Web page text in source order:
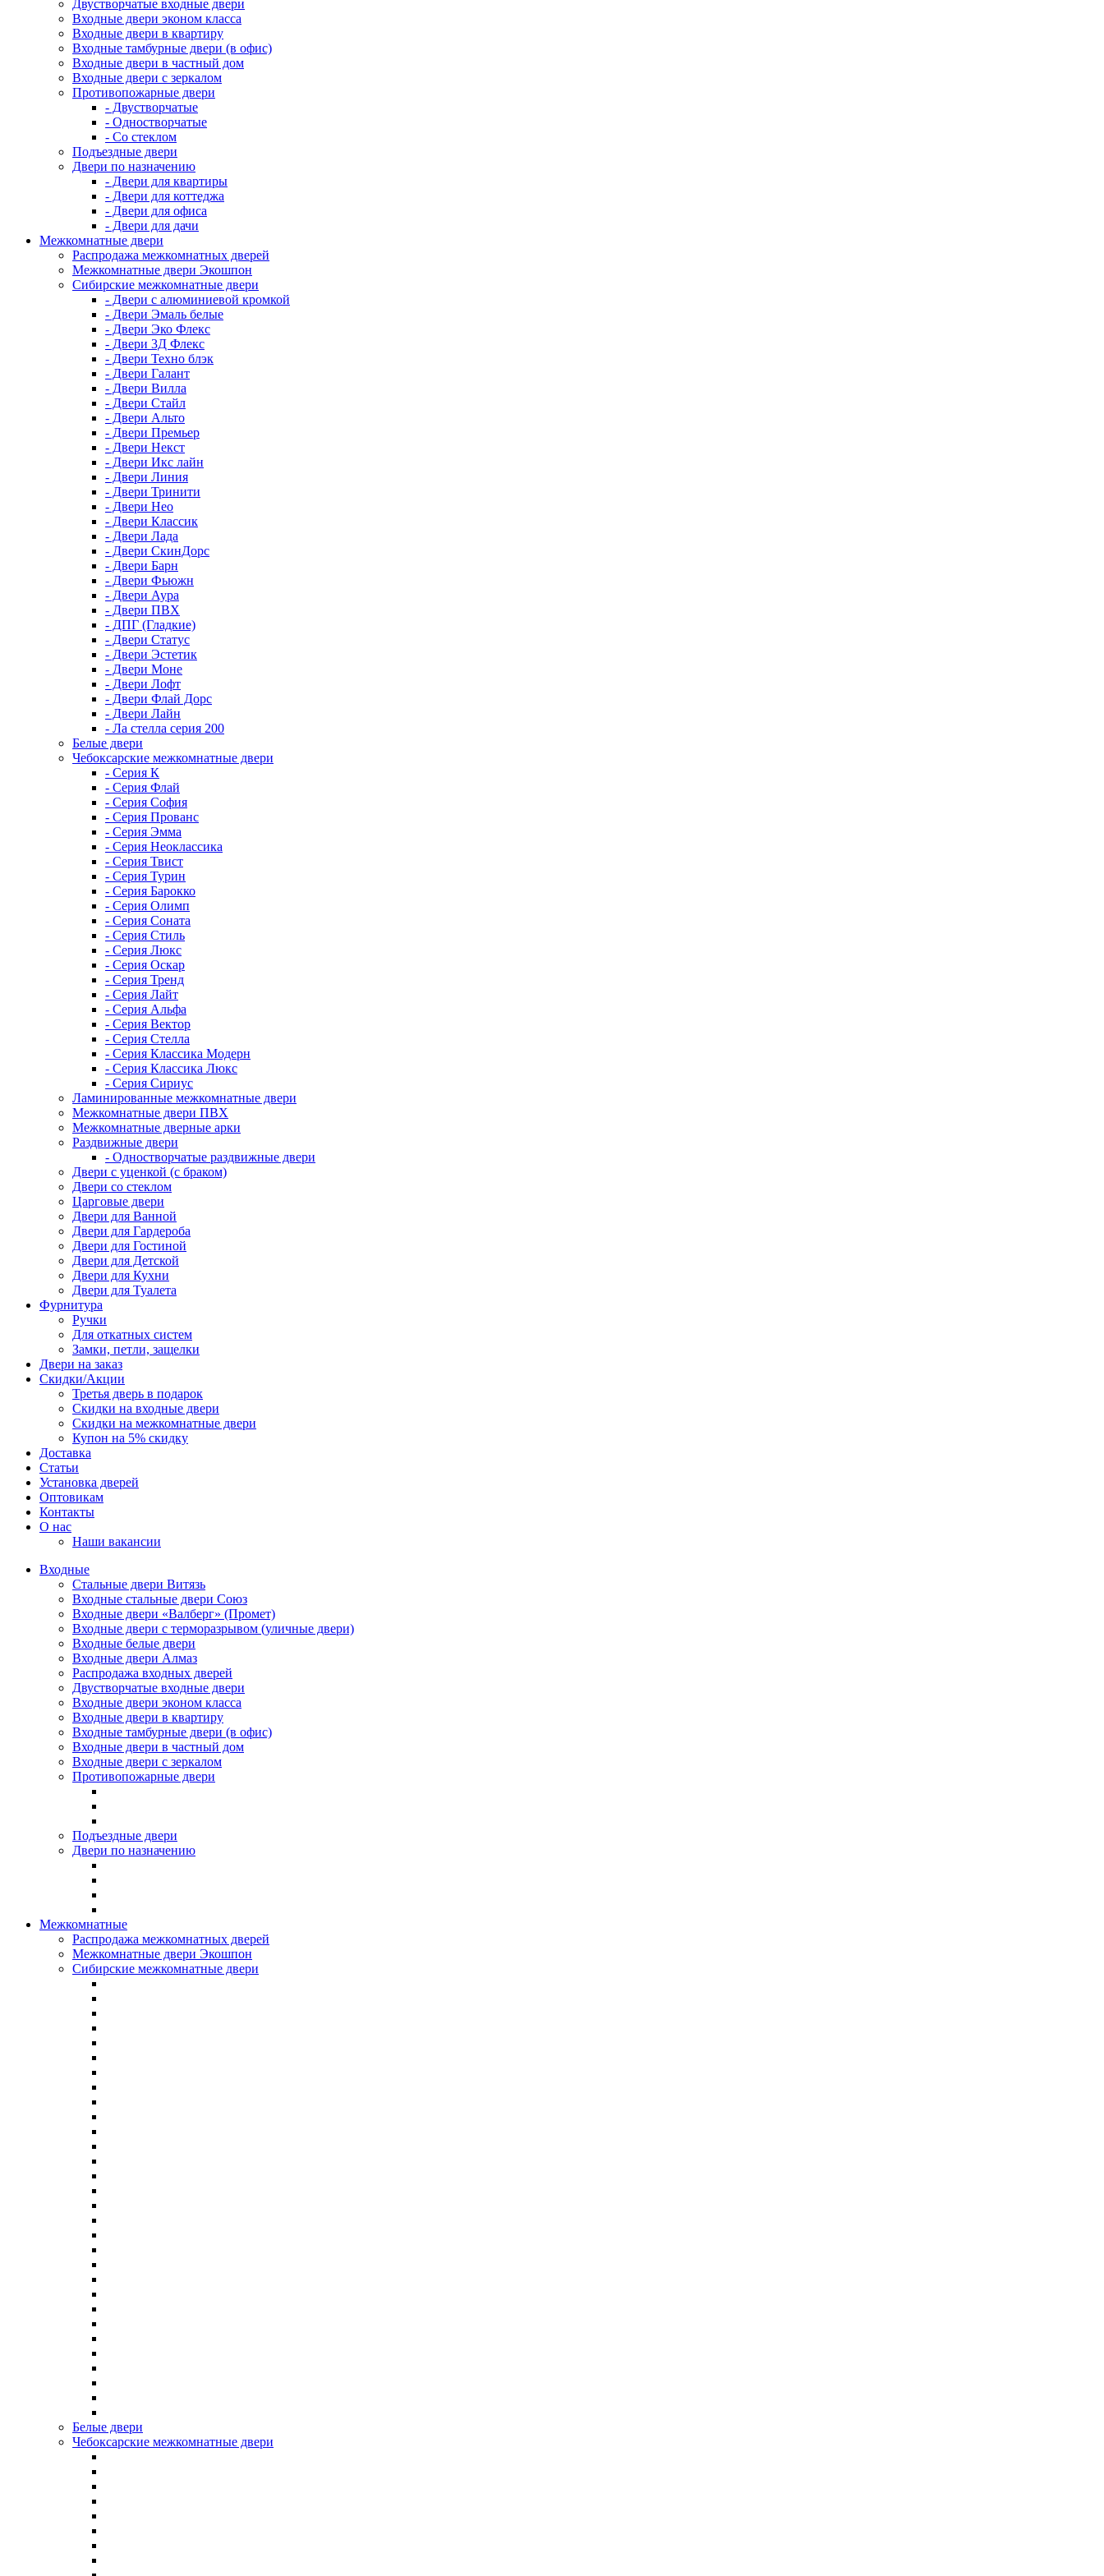
Двустворчатые входные двери
Входные двери эконом класса
Входные двери в квартиру
Входные тамбурные двери (в офис)
Входные двери в частный дом
Входные двери с зеркалом
Противопожарные двери
- Двустворчатые
- Одностворчатые
- Со стеклом
Подъездные двери
Двери по назначению
- Двери для квартиры
- Двери для коттеджа
- Двери для офиса
- Двери для дачи
Межкомнатные двери
Распродажа межкомнатных дверей
Межкомнатные двери Экошпон
Сибирские межкомнатные двери
- Двери с алюминиевой кромкой
- Двери Эмаль белые
- Двери Эко Флекс
- Двери 3Д Флекс
- Двери Техно блэк
- Двери Галант
- Двери Вилла
- Двери Стайл
- Двери Альто
- Двери Премьер
- Двери Некст
- Двери Икс лайн
- Двери Линия
- Двери Тринити
- Двери Нео
- Двери Классик
- Двери Лада
- Двери СкинДорс
- Двери Барн
- Двери Фьюжн
- Двери Аура
- Двери ПВХ
- ДПГ (Гладкие)
- Двери Статус
- Двери Эстетик
- Двери Моне
- Двери Лофт
- Двери Флай Дорс
- Двери Лайн
- Ла стелла серия 200
Белые двери
Чебоксарские межкомнатные двери
- Серия К
- Серия Флай
- Серия София
- Серия Прованс
- Серия Эмма
- Серия Неоклассика
- Серия Твист
- Серия Турин
- Серия Барокко
- Серия Олимп
- Серия Соната
- Серия Стиль
- Серия Люкс
- Серия Оскар
- Серия Тренд
- Серия Лайт
- Серия Альфа
- Серия Вектор
- Серия Стелла
- Серия Классика Модерн
- Серия Классика Люкс
- Серия Сириус
Ламинированные межкомнатные двери
Межкомнатные двери ПВХ
Межкомнатные дверные арки
Раздвижные двери
- Одностворчатые раздвижные двери
Двери с уценкой (с браком)
Двери со стеклом
Царговые двери
Двери для Ванной
Двери для Гардероба
Двери для Гостиной
Двери для Детской
Двери для Кухни
Двери для Туалета
Фурнитура
Ручки
Для откатных систем
Замки, петли, защелки
Двери на заказ
Скидки/Акции
Третья дверь в подарок
Скидки на входные двери
Скидки на межкомнатные двери
Купон на 5% скидку
Доставка
Статьи
Установка дверей
Оптовикам
Контакты
О нас
Наши вакансии
Входные
Стальные двери Витязь
Входные стальные двери Союз
Входные двери «Валберг» (Промет)
Входные двери с терморазрывом (уличные двери)
Входные белые двери
Входные двери Алмаз
Распродажа входных дверей
Двустворчатые входные двери
Входные двери эконом класса
Входные двери в квартиру
Входные тамбурные двери (в офис)
Входные двери в частный дом
Входные двери с зеркалом
Противопожарные двери
Подъездные двери
Двери по назначению
Межкомнатные
Распродажа межкомнатных дверей
Межкомнатные двери Экошпон
Сибирские межкомнатные двери
Белые двери
Чебоксарские межкомнатные двери